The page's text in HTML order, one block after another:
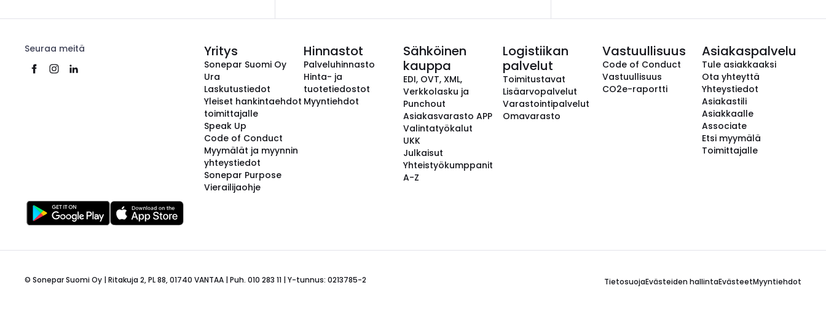
Seuraa meitä Yritys
Sonepar Suomi Oy
Ura
Laskutustiedot
Yleiset hankintaehdot
toimittajalle
Speak Up
Code of Conduct
Myymälät ja myynnin
yhteystiedot
Sonepar Purpose
Vierailijaohje
Hinnastot
Palveluhinnasto
Hinta- ja
tuotetiedostot
Myyntiehdot
Sähköinen
kauppa
EDI, OVT, XML,
Verkkolasku ja
Punchout
Asiakasvarasto APP
Valintatyökalut
UKK
Julkaisut
Yhteistyökumppanit
A-Z
Logistiikan
palvelut
Toimitustavat
Lisäarvopalvelut
Varastointipalvelut
Omavarasto
Vastuullisuus
Code of Conduct
Vastuullisuus
CO2e-raportti
Asiakaspalvelu
Tule asiakkaaksi
Ota yhteyttä
Yhteystiedot
Asiakastili
Asiakkaalle
Associate
Etsi myymälä
Toimittajalle
© Sonepar Suomi Oy | Ritakuja 2, PL 88, 01740 VANTAA | Puh. 010 283 11 | Y-tunnus: 0213785-2 TietosuojaEvästeiden hallintaEvästeetMyyntiehdot